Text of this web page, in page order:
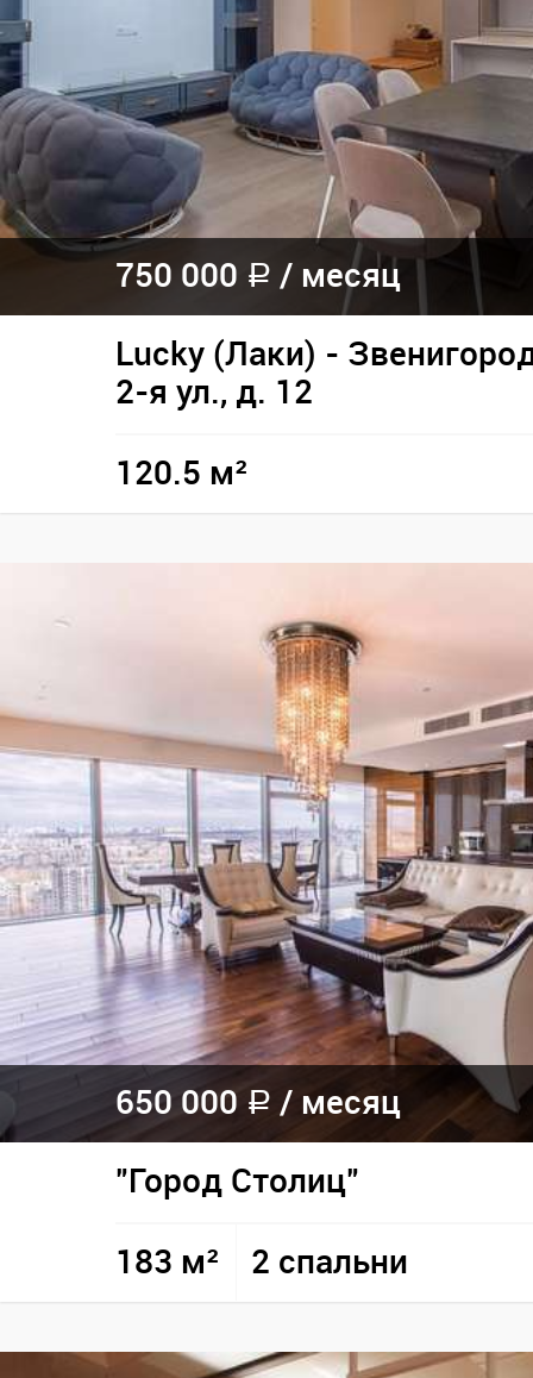
750 000 a / месяц
Lucky (Лаки) -
2-я ул., д. 12
120.5 м²
650 000 a / месяц
"Город Столиц"
183 м² 2 спальни